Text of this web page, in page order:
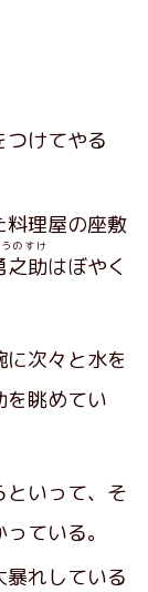
けてやる
理屋の座敷
之助
のすけ
はぼやく
次々と水を
眺めてい
いって、そ
ている。
れしている